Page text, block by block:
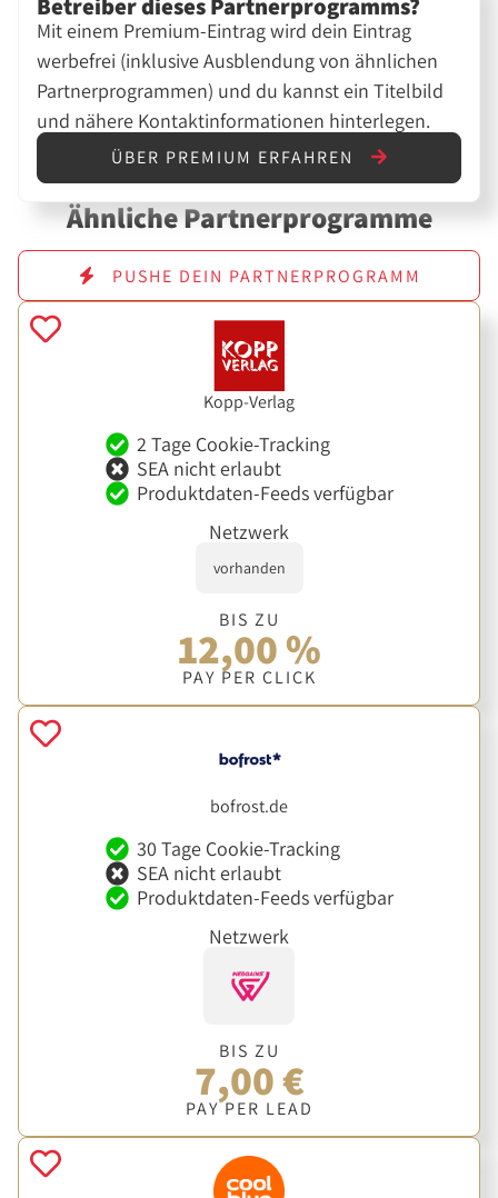
Mit einem Premium-Eintrag wird dein Eintrag
werbefrei (inklusive Ausblendung von ähnlichen
Partnerprogrammen) und du kannst ein Titelbild
und nähere Kontaktinformationen hinterlegen.
ÜBER PREMIUM ERFAHREN
Ähnliche Partnerprogramme
PUSHE DEIN PARTNERPROGRAMM
Kopp-Verlag
2 Tage Cookie-Tracking
SEA nicht erlaubt
Produktdaten-Feeds verfügbar
Netzwerk
vorhanden
BIS ZU
12,00 %
PAY PER CLICK
bofrost.de
30 Tage Cookie-Tracking
SEA nicht erlaubt
Produktdaten-Feeds verfügbar
Netzwerk
BIS ZU
7,00 €
PAY PER LEAD